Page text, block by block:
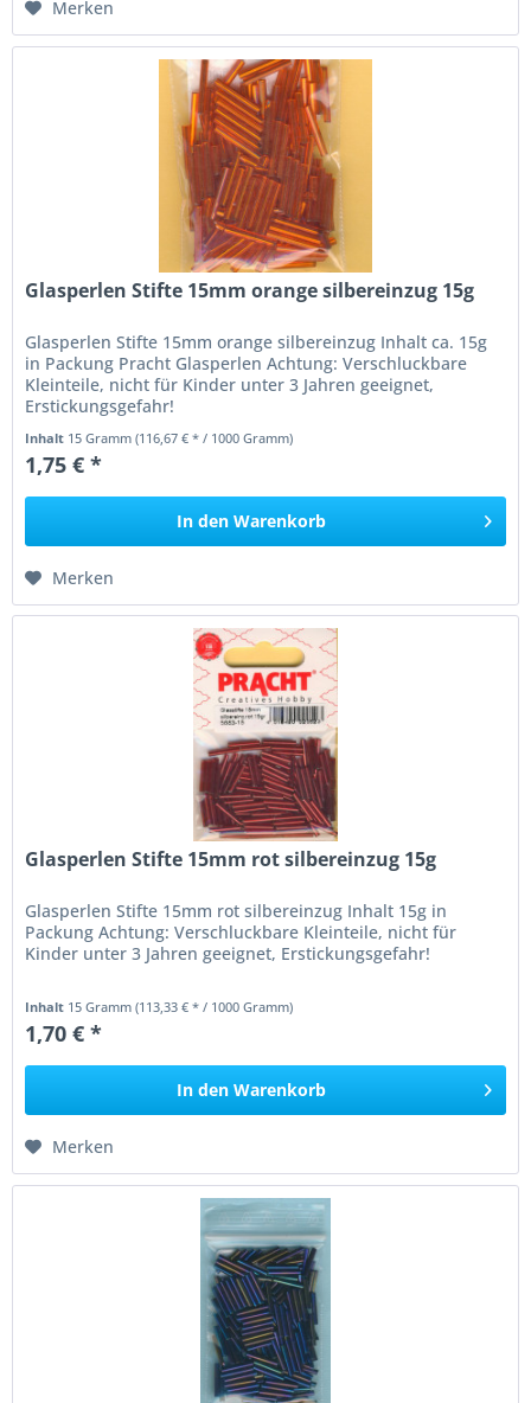
Merken
Glasperlen Stifte 15mm orange silbereinzug 15g
Glasperlen Stifte 15mm orange silbereinzug Inhalt ca. 15g
in Packung Pracht Glasperlen Achtung: Verschluckbare
Kleinteile, nicht für Kinder unter 3 Jahren geeignet,
Erstickungsgefahr!
Inhalt 15 Gramm(116,67 € * / 1000 Gramm)
1,75 € *
In den Warenkorb
Merken
Glasperlen Stifte 15mm rot silbereinzug 15g
Glasperlen Stifte 15mm rot silbereinzug Inhalt 15g in
Packung Achtung: Verschluckbare Kleinteile, nicht für
Kinder unter 3 Jahren geeignet, Erstickungsgefahr!
Inhalt 15 Gramm(113,33 € * / 1000 Gramm)
1,70 € *
In den Warenkorb
Merken